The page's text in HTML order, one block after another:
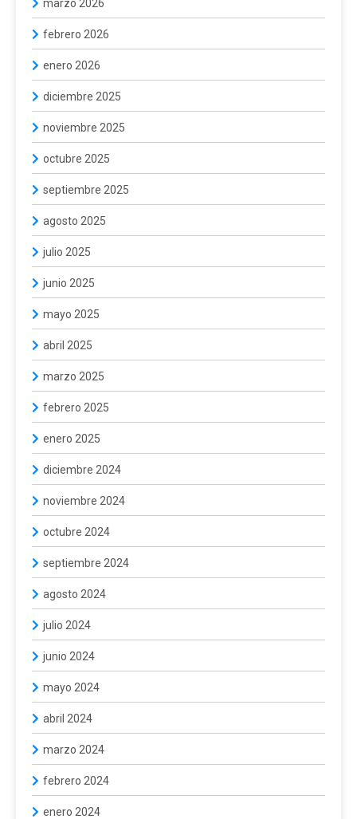
marzo 2026
febrero 2026
enero 2026
diciembre 2025
noviembre 2025
octubre 2025
septiembre 2025
agosto 2025
julio 2025
junio 2025
mayo 2025
abril 2025
marzo 2025
febrero 2025
enero 2025
diciembre 2024
noviembre 2024
octubre 2024
septiembre 2024
agosto 2024
julio 2024
junio 2024
mayo 2024
abril 2024
marzo 2024
febrero 2024
enero 2024